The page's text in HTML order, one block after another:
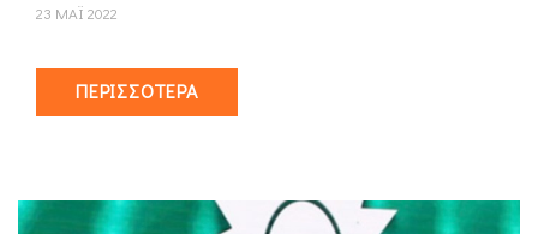
23 ΜΑΪ 2022
ΠΕΡΙΣΣΌΤΕΡΑ